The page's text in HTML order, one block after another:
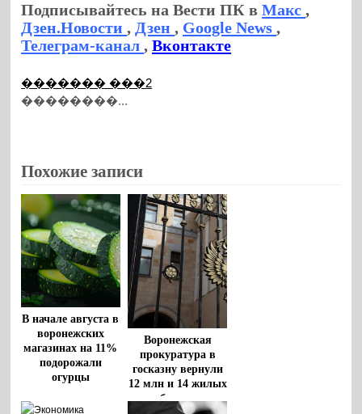
Подписывайтесь на Вести ПК вМакс,
Дзен.Новости, Дзен, Google News,
Телеграм-канал,Вконтакте
������� ���2
��������...
Похожие записи
В начале августа в
воронежских
магазинах на 11%
подорожали
огурцы
Воронежская
прокуратура в
госказну вернули
12 млн и 14 жилых
объектов